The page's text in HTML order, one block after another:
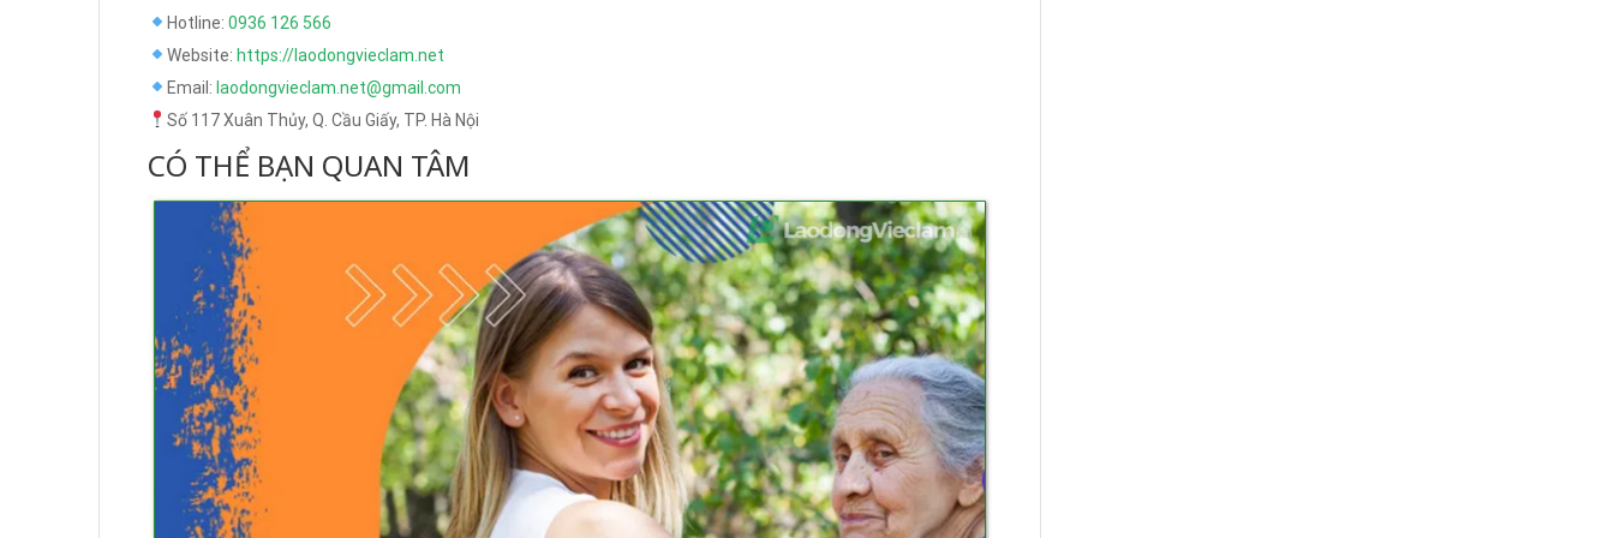
Hotline: 0936 126 566
Website: https://laodongvieclam.net
Email: laodongvieclam.net@gmail.com
Số 117 Xuân Thủy, Q. Cầu Giấy, TP. Hà Nội
CÓ THỂ BẠN QUAN TÂM